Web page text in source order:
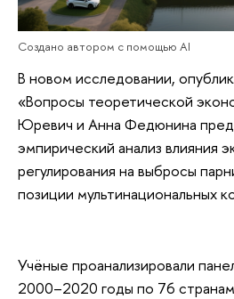
Создано автором с помощью AI
В новом исследовании,
«Вопросы теоретической
Юревич и Анна Федюнина
эмпирический анализ влияния
регулирования на выбросы
позиции мультинациональных
Учёные проанализировали
2000–2020 годы по 76